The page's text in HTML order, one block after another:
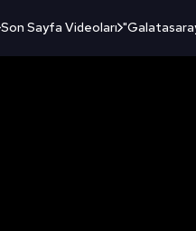
Son Sayfa Videoları